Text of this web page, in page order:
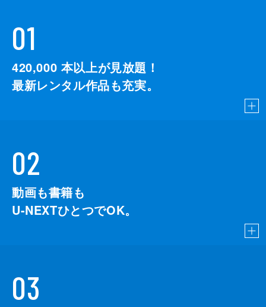
01
420,000 本以上が見放題！
最新レンタル作品も充実。
02
動画も書籍も
U-NEXTひとつでOK。
03